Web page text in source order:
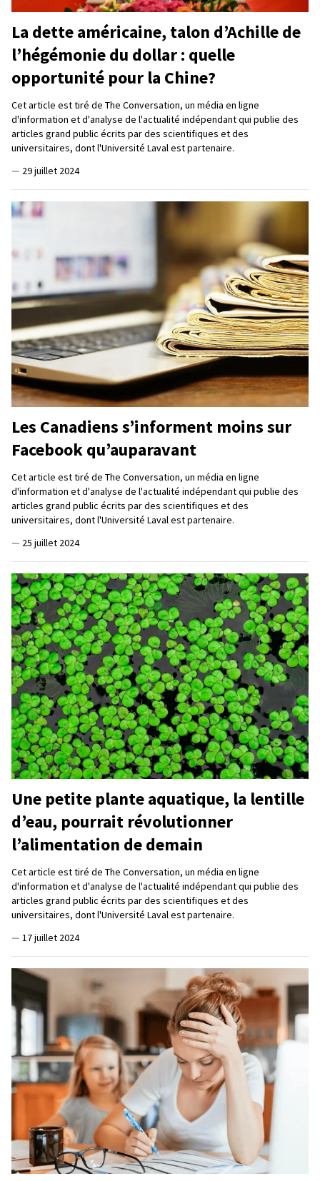
La dette américaine, talon d’Achille de
l’hégémonie du dollar : quelle
opportunité pour la Chine?
Cet article est tiré de The Conversation, un média en ligne
d'information et d'analyse de l'actualité indépendant qui publie des
articles grand public écrits par des scientifiques et des
universitaires, dont l'Université Laval est partenaire.
— 29 juillet 2024
Les Canadiens s’informent moins sur
Facebook qu’auparavant
Cet article est tiré de The Conversation, un média en ligne
d'information et d'analyse de l'actualité indépendant qui publie des
articles grand public écrits par des scientifiques et des
universitaires, dont l'Université Laval est partenaire.
— 25 juillet 2024
Une petite plante aquatique, la lentille
d’eau, pourrait révolutionner
l’alimentation de demain
Cet article est tiré de The Conversation, un média en ligne
d'information et d'analyse de l'actualité indépendant qui publie des
articles grand public écrits par des scientifiques et des
universitaires, dont l'Université Laval est partenaire.
— 17 juillet 2024